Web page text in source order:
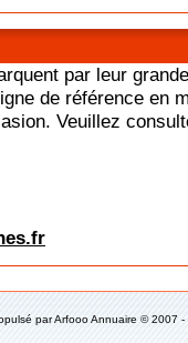
par leur
de référence en
Veuillez
parArfooo Annuaire © 2007